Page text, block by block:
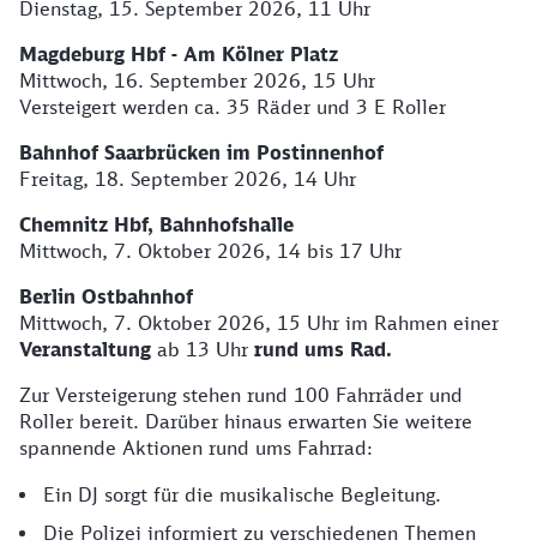
Dienstag, 15. September 2026, 11 Uhr
Magdeburg Hbf - Am Kölner Platz
Mittwoch, 16. September 2026, 15 Uhr
Versteigert werden ca. 35 Räder und 3 E Roller
Bahnhof Saarbrücken im Postinnenhof
Freitag, 18. September 2026, 14 Uhr
Chemnitz Hbf, Bahnhofshalle
Mittwoch, 7. Oktober 2026, 14 bis 17 Uhr
Berlin Ostbahnhof
Mittwoch, 7. Oktober 2026, 15 Uhr im Rahmen einer
Veranstaltung ab 13 Uhr rund ums Rad.
Zur Versteigerung stehen rund 100 Fahrräder und
Roller bereit. Darüber hinaus erwarten Sie weitere
spannende Aktionen rund ums Fahrrad:
Ein DJ sorgt für die musikalische Begleitung.
Die Polizei informiert zu verschiedenen Themen